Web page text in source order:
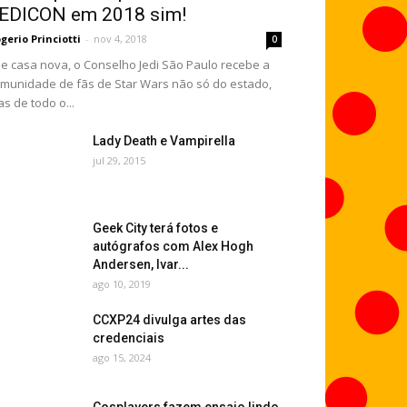
em 2018 sim!
Princiotti - nov 4, 2018 0
casa nova, o Conselho Jedi São Paulo recebe a
de fãs de Star Wars não só do estado,
de todo o...
Lady Death e Vampirella
jul 29, 2015
Geek City terá fotos e
autógrafos com Alex Hogh
Andersen, Ivar...
ago 10, 2019
CCXP24 divulga artes das
credenciais
ago 15, 2024